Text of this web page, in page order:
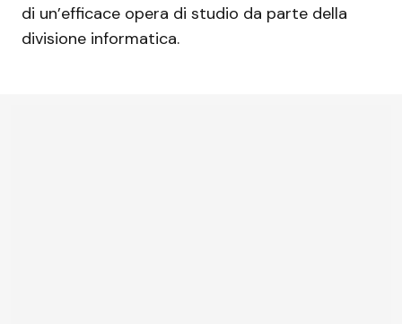
di un’efficace opera di studio da parte della
divisione informatica.